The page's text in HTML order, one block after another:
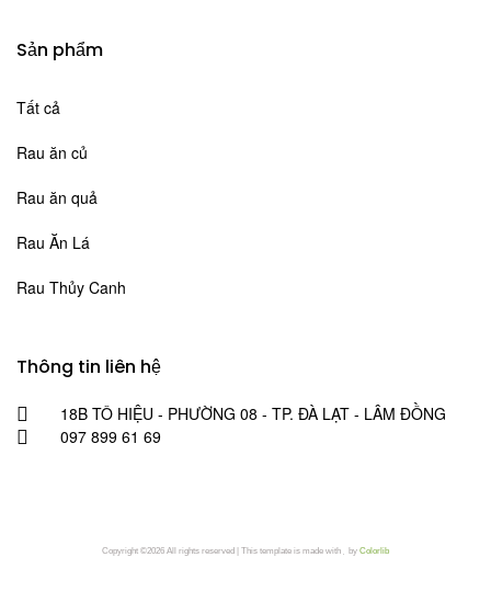
Sản phẩm
Tất cả
Rau ăn củ
Rau ăn quả
Rau Ăn Lá
Rau Thủy Canh
Thông tin liên hệ
18B TÔ HIỆU - PHƯỜNG 08 - TP. ĐÀ LẠT - LÂM ĐỒNG
097 899 61 69
Copyright ©2026 All rights reserved | This template is made with by Colorlib